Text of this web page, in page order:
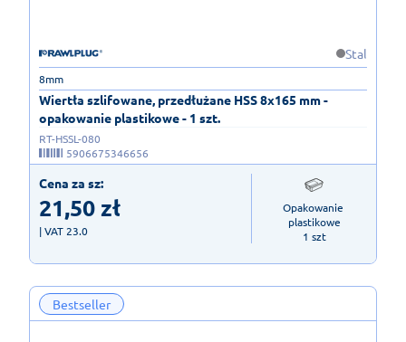
Stal
Wiertła szlifowane, przedłużane HSS 8x165 mm -
opakowanie plastikowe - 1 szt.
8mm
RT-HSSL-080
5906675346656
Cena za sz:
21,50zł
| VAT 23.0
Opakowanie
plastikowe
1 szt
Bestseller